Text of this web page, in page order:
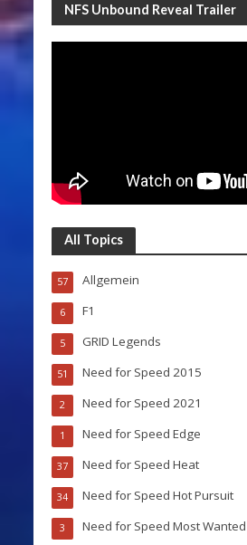
NFS Unbound Reveal Trailer
All Topics
Allgemein
57
F1
6
GRID Legends
5
Need for Speed 2015
51
Need for Speed 2021
2
Need for Speed Edge
1
Need for Speed Heat
37
Need for Speed Hot Pursuit
34
Need for Speed Most Wanted
3